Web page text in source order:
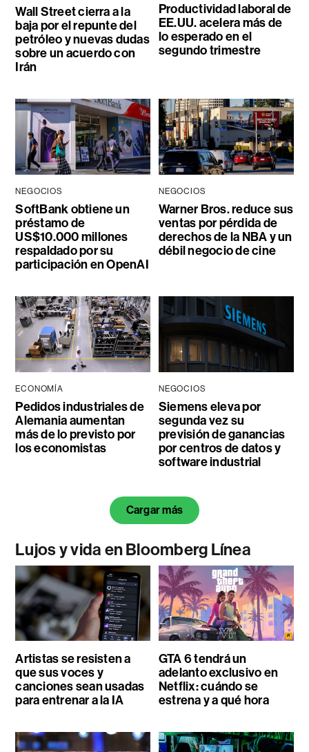
Wall Street cierra a la
baja por el repunte del
petróleo y nuevas dudas
sobre un acuerdo con
Irán
Productividad laboral de
EE.UU. acelera más de
lo esperado en el
segundo trimestre
NEGOCIOS
SoftBank obtiene un
préstamo de
US$10.000 millones
respaldado por su
participación en OpenAI
NEGOCIOS
Warner Bros. reduce sus
ventas por pérdida de
derechos de la NBA y un
débil negocio de cine
ECONOMÍA
Pedidos industriales de
Alemania aumentan
más de lo previsto por
los economistas
NEGOCIOS
Siemens eleva por
segunda vez su
previsión de ganancias
por centros de datos y
software industrial
Cargar más
Lujos y vida en Bloomberg Línea
Artistas se resisten a
que sus voces y
canciones sean usadas
para entrenar a la IA
GTA 6 tendrá un
adelanto exclusivo en
Netflix: cuándo se
estrena y a qué hora